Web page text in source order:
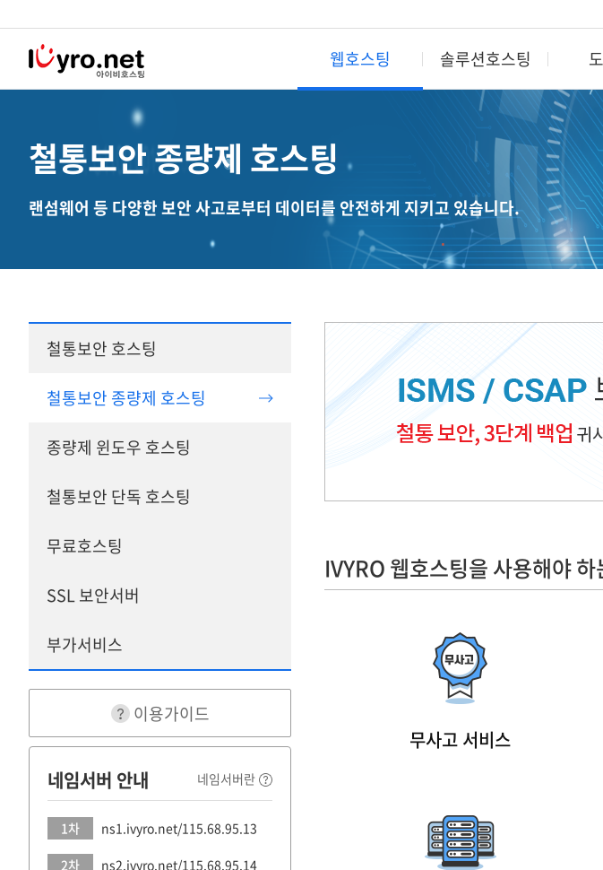
웹호스팅 솔루션호스팅
웹호스팅
철통보안 호스팅 NEW
철통 보안 종량제 호스팅 NEW
SSL보안서버
부가서비스
솔루션호스팅
이미지호스팅
EZ이미지호스팅
무제한이미지호스팅
도메인 검색/등록
도메인 종류/등록비용
도메인 기관이전
철통보안 종량제 호스팅
랜섬웨어 등 다양한 보안 사고로부터 데이터를 안전하게 지키고 있습니다.
철통보안 호스팅
철통보안 종량제 호스팅
종량제 윈도우 호스팅
철통보안 단독 호스팅
무료호스팅
SSL 보안서버
부가서비스
이용가이드
네임서버 안내 네임서버란
1차 ns1.ivyro.net/115.68.95.13
2차 ns2.ivyro.net/115.68.95.14
IVYRO 웹호스팅을 사용해야
무사고 서비스